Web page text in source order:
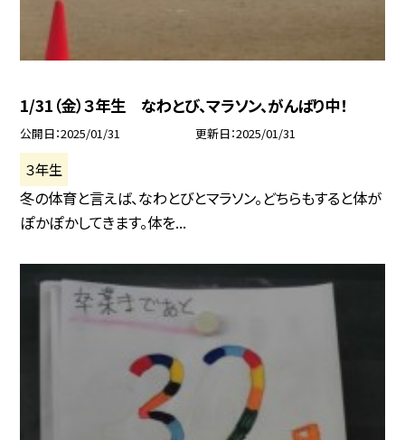
1/31（金）３年生 なわとび、マラソン、がんばり中！
公開日 2025/01/31 更新日 2025/01/31
３年生
冬の体育と言えば、なわとびとマラソン。どちらもすると体が
ぽかぽかしてきます。体を...